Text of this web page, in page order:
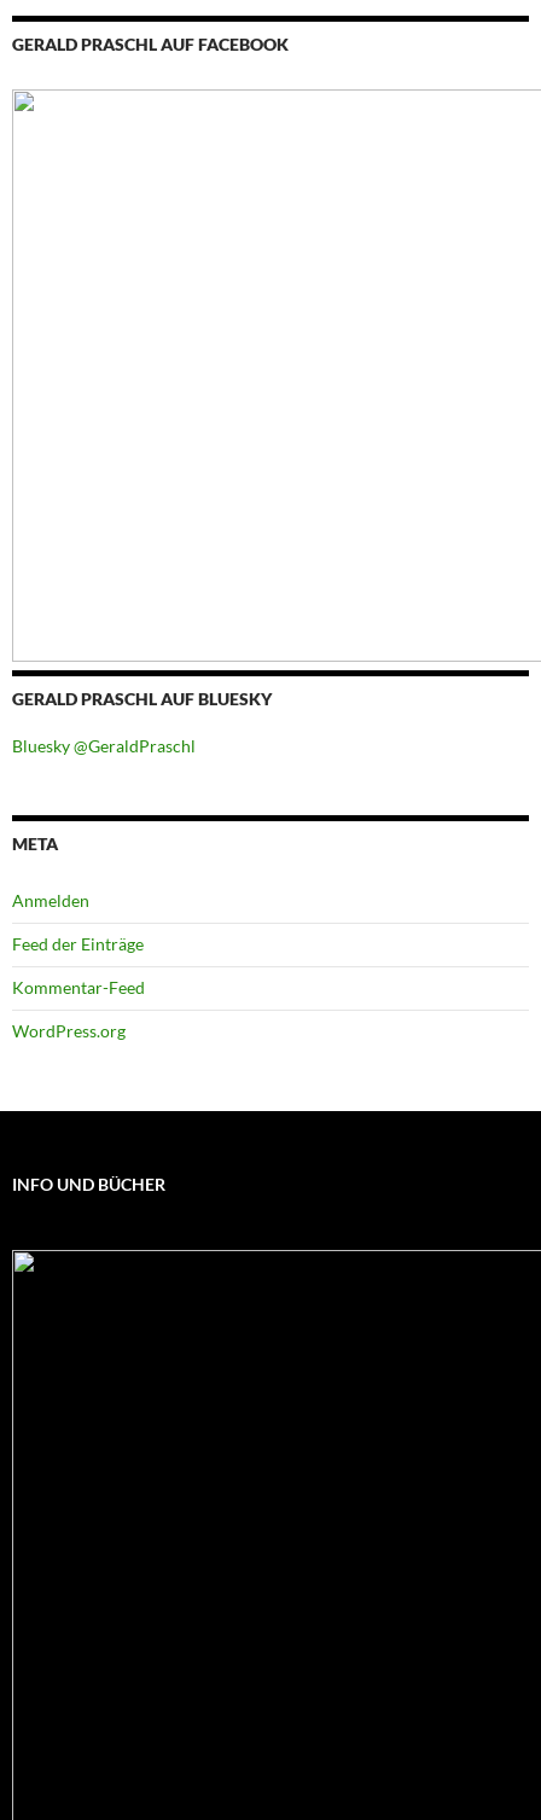
GERALD PRASCHL AUF FACEBOOK
GERALD PRASCHL AUF BLUESKY
Bluesky @GeraldPraschl
META
Anmelden
Feed der Einträge
Kommentar-Feed
WordPress.org
INFO UND BÜCHER